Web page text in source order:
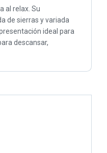
al relax. Su
de sierras y variada
ideal para
descansar,